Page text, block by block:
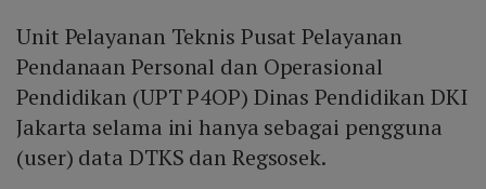
Unit Pelayanan Teknis Pusat Pelayanan
Pendanaan Personal dan Operasional
Pendidikan (UPT P4OP) Dinas Pendidikan DKI
Jakarta selama ini hanya sebagai pengguna
(user) data DTKS dan Regsosek.